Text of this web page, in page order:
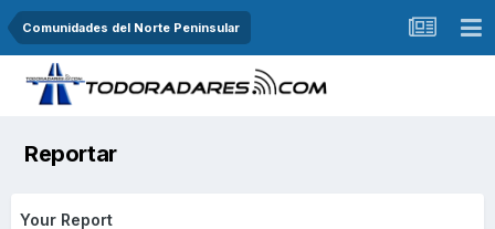
Comunidades del Norte Peninsular
Reportar
Your Report